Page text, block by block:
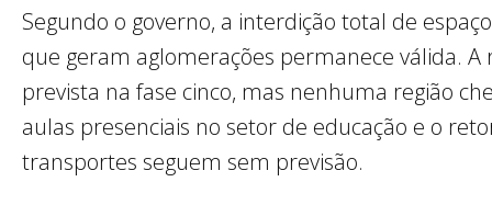
Segundo o governo, a interdição total de
que geram aglomerações permanece válida.
prevista na fase cinco, mas nenhuma região
aulas presenciais no setor de educação e o
transportes seguem sem previsão.